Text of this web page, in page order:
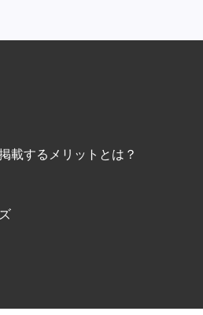
載するメリットとは？